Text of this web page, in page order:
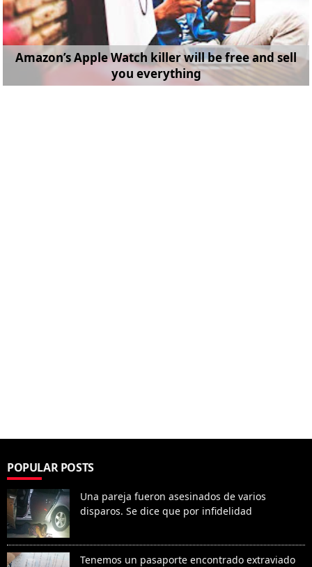
Amazon’s Apple Watch killer will be free and sell
you everything
POPULAR POSTS
Una pareja fueron asesinados de varios
disparos. Se dice que por infidelidad
Tenemos un pasaporte encontrado extraviado